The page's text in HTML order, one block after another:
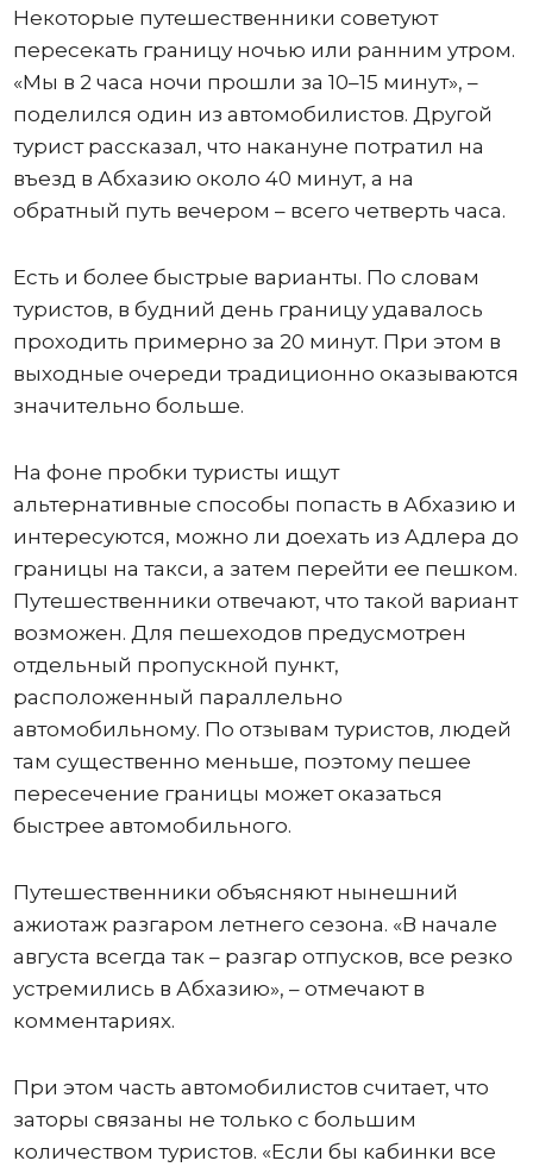
Некоторые путешественники советуют
пересекать границу ночью или ранним утром.
«Мы в 2 часа ночи прошли за 10–15 минут», –
поделился один из автомобилистов. Другой
турист рассказал, что накануне потратил на
въезд в Абхазию около 40 минут, а на
обратный путь вечером – всего четверть часа.
Есть и более быстрые варианты. По словам
туристов, в будний день границу удавалось
проходить примерно за 20 минут. При этом в
выходные очереди традиционно оказываются
значительно больше.
На фоне пробки туристы ищут
альтернативные способы попасть в Абхазию и
интересуются, можно ли доехать из Адлера до
границы на такси, а затем перейти ее пешком.
Путешественники отвечают, что такой вариант
возможен. Для пешеходов предусмотрен
отдельный пропускной пункт,
расположенный параллельно
автомобильному. По отзывам туристов, людей
там существенно меньше, поэтому пешее
пересечение границы может оказаться
быстрее автомобильного.
Путешественники объясняют нынешний
ажиотаж разгаром летнего сезона. «В начале
августа всегда так – разгар отпусков, все резко
устремились в Абхазию», – отмечают в
комментариях.
При этом часть автомобилистов считает, что
заторы связаны не только с большим
количеством туристов. «Если бы кабинки все